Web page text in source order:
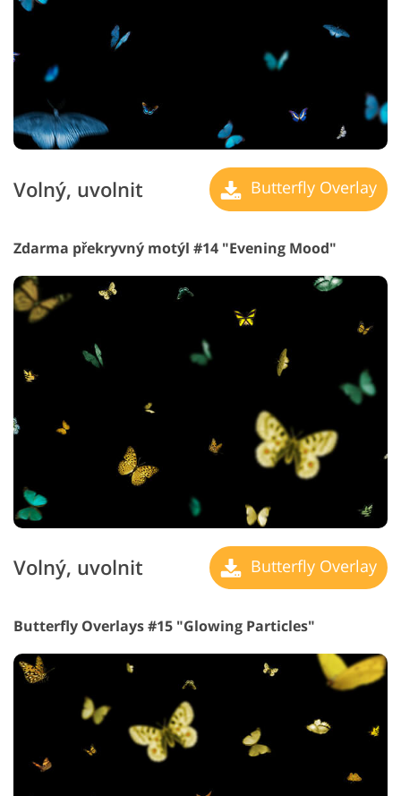
Volný, uvolnit Butterfly Overlay
Zdarma překryvný motýl #14 "Evening Mood"
Volný, uvolnit Butterfly Overlay
Butterfly Overlays #15 "Glowing Particles"